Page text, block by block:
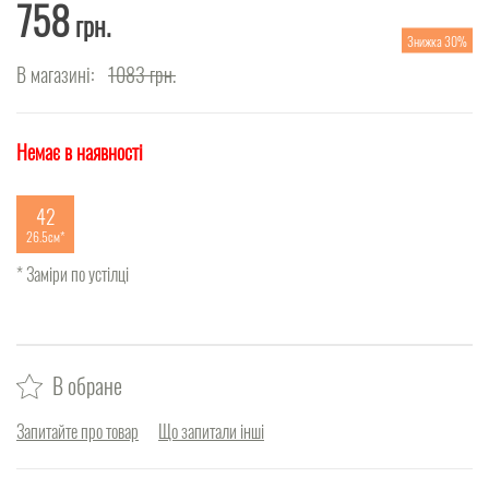
758грн.
В магазині: 1083грн.
Знижка 30%
Немає в наявності
42
26.5см
* Заміри по устілці
В обране
Запитайте про товар Що запитали інші